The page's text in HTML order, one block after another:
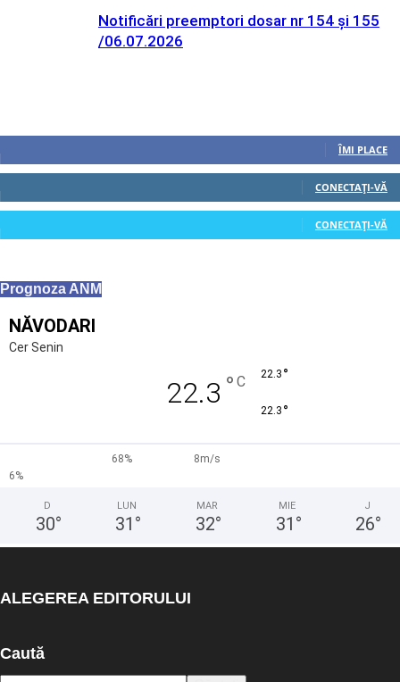
Notificări preemptori dosar nr 154 și 155
/06.07.2026
ÎMI PLACE
CONECTAȚI-VĂ
CONECTAȚI-VĂ
Prognoza ANM
NĂVODARI
Cer Senin
22.3 ° C 22.3 °
22.3 °
68%
8m/s
6%
D
30°
LUN
31 °
MAR
32°
MIE
31 °
J
26°
ALEGEREA EDITORULUI
Caută